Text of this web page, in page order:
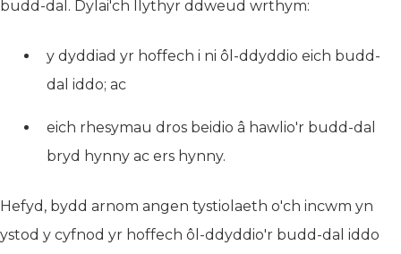
budd-dal. Dylai'ch llythyr ddweud wrthym:
y dyddiad yr hoffech i ni ôl-ddyddio eich budd-
dal iddo; ac
eich rhesymau dros beidio â hawlio'r budd-dal
bryd hynny ac ers hynny.
Hefyd, bydd arnom angen tystiolaeth o'ch incwm yn
ystod y cyfnod yr hoffech ôl-ddyddio'r budd-dal iddo